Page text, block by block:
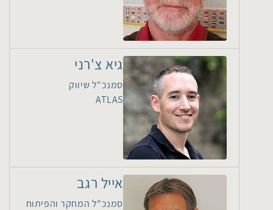
גיא צ'רני
סמנכ"ל שיווק
ATLAS
אייל רגב
סמנכ"ל המחקר והפיתוח